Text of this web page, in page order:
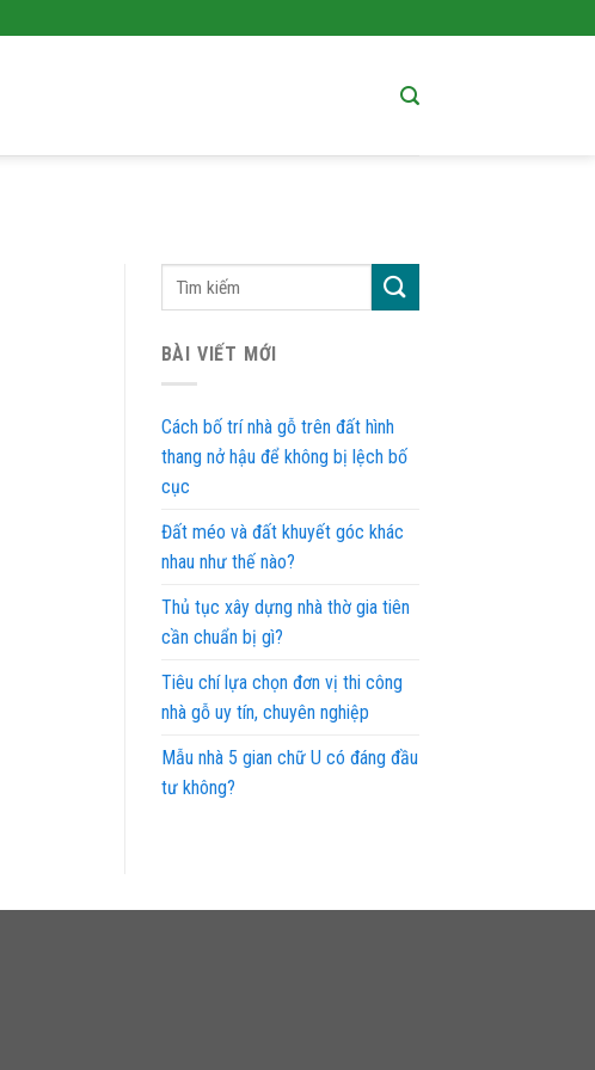
BÀI VIẾT MỚI
Cách bố trí nhà gỗ trên đất hình
thang nở hậu để không bị lệch bố
cục
Đất méo và đất khuyết góc khác
nhau như thế nào?
Thủ tục xây dựng nhà thờ gia tiên
cần chuẩn bị gì?
Tiêu chí lựa chọn đơn vị thi công
nhà gỗ uy tín, chuyên nghiệp
Mẫu nhà 5 gian chữ U có đáng đầu
tư không?